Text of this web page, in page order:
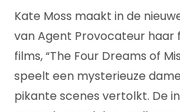
Kate Moss maakt in de
van Agent Provocateur haar
films, “The Four Dreams of
speelt een mysterieuze
pikante scenes vertolkt. De